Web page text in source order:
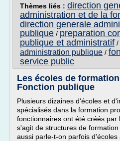
Thèmes liés : direction
administration et de la
direction generale
publique / preparation
publique et administratif /
administration publique /
service public
Les écoles de
Fonction publique
Plusieurs dizaines d'écoles et
spécialisés dans la formation
fonctionnaires ont été créés par
s'agit de structures de
aussi parle-t-on parfois d'écoles